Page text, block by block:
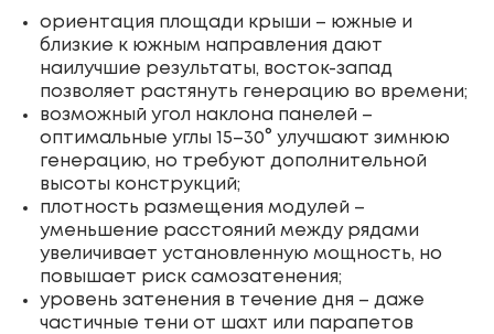
ориентация площади крыши – южные и
близкие к южным направления дают
наилучшие результаты, восток-запад
позволяет растянуть генерацию во времени;
возможный угол наклона панелей –
оптимальные углы 15–30° улучшают зимнюю
генерацию, но требуют дополнительной
высоты конструкций;
плотность размещения модулей –
уменьшение расстояний между рядами
увеличивает установленную мощность, но
повышает риск самозатенения;
уровень затенения в течение дня – даже
частичные тени от шахт или парапетов